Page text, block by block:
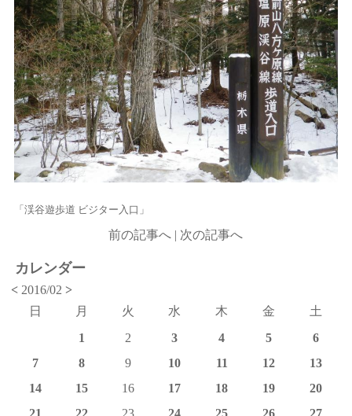
「渓谷遊歩道 ビジター入口」
前の記事へ | 次の記事へ
カレンダー
< 2016/02>
日
月 火 水 木 金
土
1
2 3 4 5
6
7
8 9 10 11 12
13
14
15 16 17 18 19
20
21
22 23 24 25 26
27